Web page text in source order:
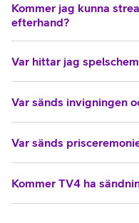
Kommer jag kunna
efterhand?
Var hittar jag
Var sänds invigningen
Var sänds
Kommer TV4 ha